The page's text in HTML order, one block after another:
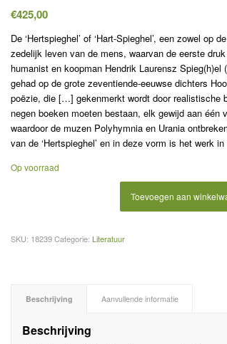
€425,00
De ‘Hertspieghel’ of ‘Hart-Spieghel’, een zowel
zedelijk leven van de mens, waarvan de eerste
humanist en koopman Hendrik Laurensz
gehad op de grote zeventiende-eeuwse dichters
poëzie, die […] gekenmerkt wordt door realistische
negen boeken moeten bestaan, elk gewijd aan
waardoor de muzen Polyhymnia en Urania
van de ‘Hertspieghel’ en in deze vorm is het werk
Op voorraad
Toevoegen aan
SKU: 18239 Categorie:Literatuur
Beschrijving Aanvullende informatie
Beschrijving